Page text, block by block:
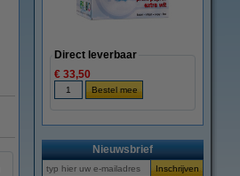
Direct leverbaar
€ 33,50
Nieuwsbrief